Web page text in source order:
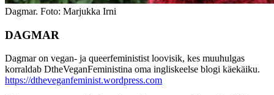
Dagmar. Foto: Marjukka Irni
DAGMAR
Dagmar on vegan- ja queerfeministist loovisik, kes muuhulgas
korraldab DtheVeganFeministina oma ingliskeelse blogi käekäiku.
https://dtheveganfeminist.wordpress.com